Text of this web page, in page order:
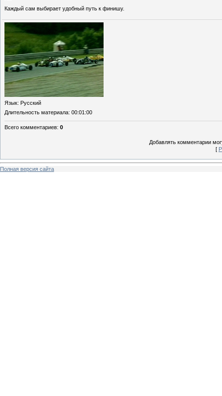
Каждый сам выбирает удобный путь к финишу.
Язык: Русский
Длительность материала: 00:01:00
Всего комментариев: 0
Добавлять комментарии
[
Полная версия сайта